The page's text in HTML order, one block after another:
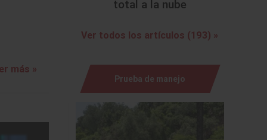
más »
total a la nube
Ver todos los artículos (193) »
Prueba de manejo